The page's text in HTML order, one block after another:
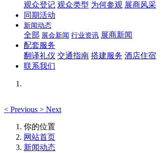
观众登记 观众类型 为何参观 展商风采
同期活动
新闻动态
全部 展会新闻 行业资讯 展商新闻
配套服务
翻译礼仪 交通指南 搭建服务 酒店住宿
联系我们
< Previous > Next
你的位置
网站首页
新闻动态